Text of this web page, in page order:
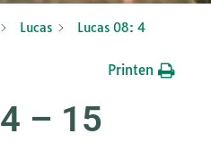
Lucas
Lucas 08: 4
Printen
– 15